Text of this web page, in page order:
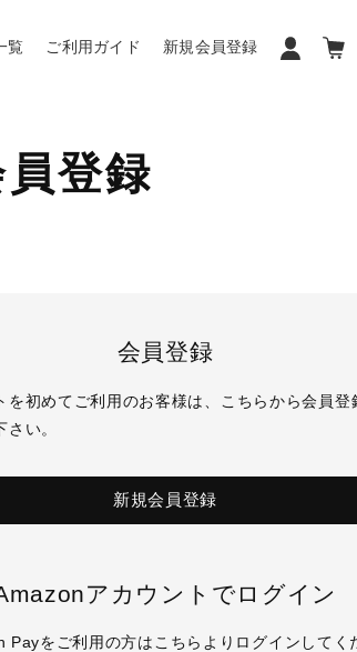
覧 ご利用ガイド 新規会員登録
登録
会員登録
を初めてご利用のお客様は、こちらから会員登
さい。
新規会員登録
アカウントでログイン
Payをご利用の方はこちらよりログインしてく